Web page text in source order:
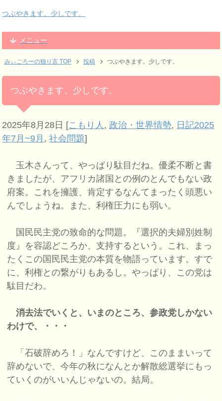
つぶやきます。少しです。
メニュー
みぃごろーの独り言 TOP 投稿 つぶやきます。少しです。
つぶやきます。少しです。
2025年8月28日 [こもり人 ,政治・世界情勢, 日記2025
年7月~9月 ,社会問題]
玉木さんって、やっぱり駄目だね。優柔不断と書
きましたが、アフリカ諸国との例のとんでもない政
府案。これを擁護、肯定するなんてまったく頭悪い
んでしょうね。また、利権圧力にも弱い。
国民民主党の致命的な問題。『選択的夫婦別姓制
度』を容認どころか、支持するという。これ、まっ
たくこの国民民主党の本質を物語っています。すで
に、利権との繋がりもあるし。やっぱり、この党は
駄目だわ。
消去法でいくと、いまのところ、参政党しかない
わけで、・・・
「石破辞めろ！」なんですけど、このままいって
辞めないで、今年の秋になんとか解散総選挙にもっ
ていくのがいいんじゃないの。結局。